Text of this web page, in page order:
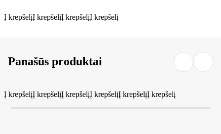
Į krepšelįĮ krepšelįĮ krepšelįĮ krepšelį
Panašūs produktai
Į krepšelįĮ krepšelįĮ krepšelįĮ krepšelįĮ krepšelįĮ krepšelį